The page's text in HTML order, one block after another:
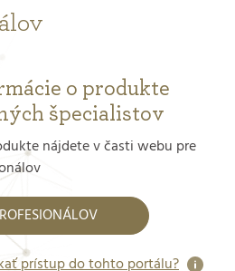
o produkte
špecialistov
nájdete v časti webu pre
prístup do tohto portálu?